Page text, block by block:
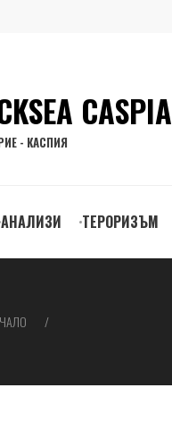
CASPIA
- КАСПИЯ
АНАЛИЗИ ТЕРОРИЗЪМ